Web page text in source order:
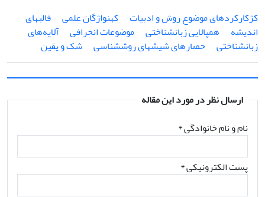
کژکارکردهای موضوع روش و ادبیات
کهن‎واژگان علمی
قالب‎های
اندیشه
هم‎پالایی زبان‎شناختی موضوعات انحرافی
آلایه‌های
زبان‎شناختی
حصارهای شیشه‎ای روش‎شناسی شک و یقین
ارسال نظر در مورد این مقاله
نام و نام خانوادگی*
پست الکترونیکی*